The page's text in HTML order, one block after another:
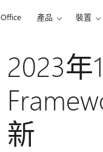
Office 產品 裝置
2023年
新